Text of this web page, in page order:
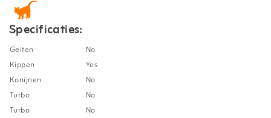
Specificaties:
Geiten
No
Kippen
Yes
Konijnen
No
Turbo
No
Turbo
No